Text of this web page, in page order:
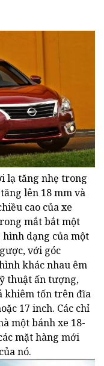
lạ tăng nhẹ trong
lên 18 mm và
cao của xe
mắt bắt một
dạng của một
với góc
khác nhau êm
thuật ấn tượng,
khiêm tốn trên đĩa
17 inch. Các chỉ
một bánh xe 18-
mặt hàng mới
nó.